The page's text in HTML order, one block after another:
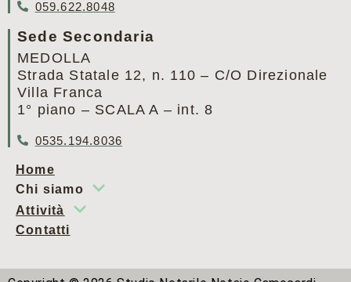
059.622.8048
Sede Secondaria
MEDOLLA
Strada Statale 12, n. 110 – C/O Direzionale
Villa Franca
1° piano – SCALA A – int. 8
0535.194.8036
Home
Chi siamo
Attività
Contatti